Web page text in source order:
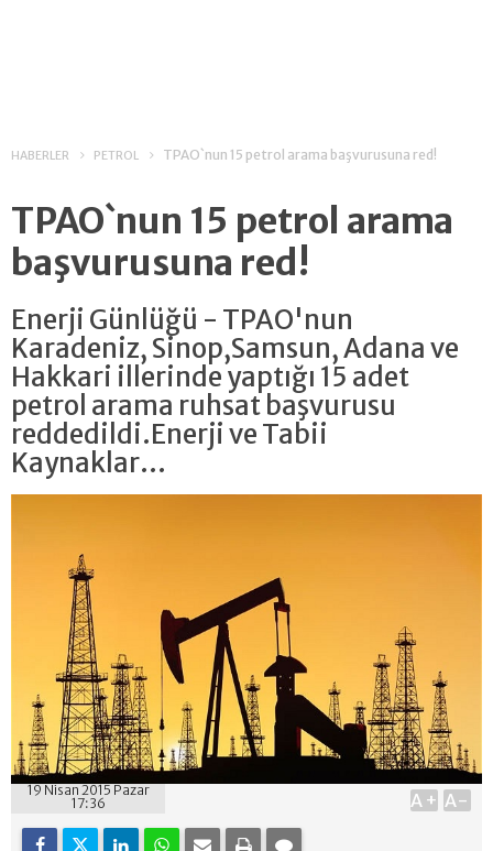
HABERLER PETROL TPAO`nun 15 petrol arama başvurusuna red!
TPAO`nun 15 petrol arama
başvurusuna red!
Enerji Günlüğü - TPAO'nun
Karadeniz, Sinop,Samsun, Adana ve
Hakkari illerinde yaptığı 15 adet
petrol arama ruhsat başvurusu
reddedildi.Enerji ve Tabii
Kaynaklar...
19 Nisan 2015 Pazar
17:36
A+ A-